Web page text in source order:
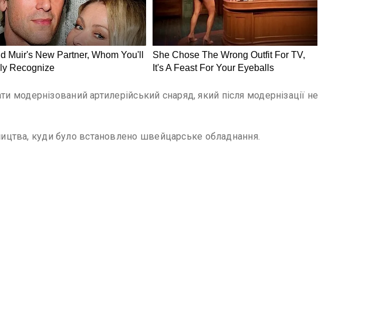
модернізований артилерійський снаряд, який після модернізації не
куди було встановлено швейцарське обладнання.